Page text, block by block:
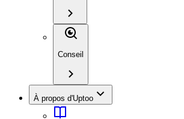
Conseil
À propos d'Uptoo